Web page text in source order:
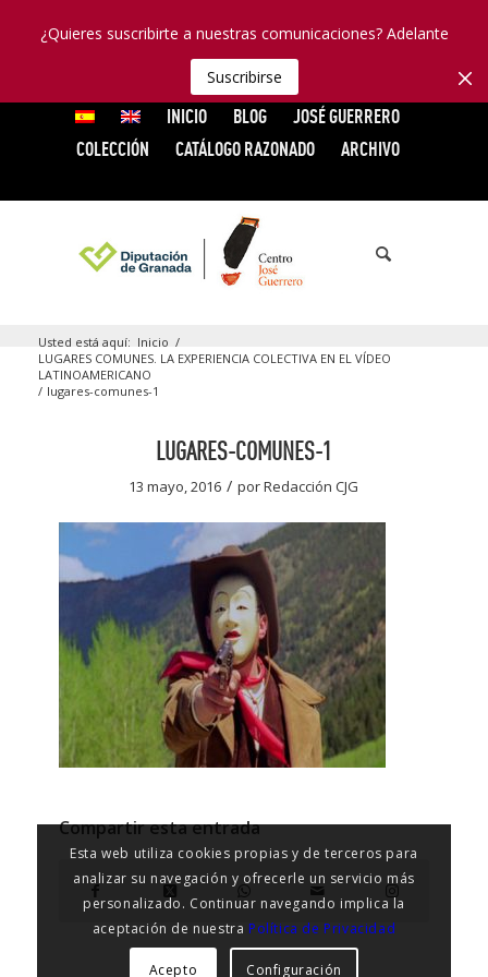
¿Quieres suscribirte a nuestras comunicaciones? Adelante
Suscribirse
INICIO BLOG
JOSÉ GUERRERO
COLECCIÓN
CATÁLOGO RAZONADO ARCHIVO
Usted está aquí: Inicio /
LUGARES COMUNES. LA EXPERIENCIA COLECTIVA EN EL VÍDEO
LATINOAMERICANO
/ lugares-comunes-1
LUGARES-COMUNES-1
13 mayo, 2016 / porRedacción CJG
Compartir esta entrada
Esta web utiliza cookies propias y de terceros para
analizar su navegación y ofrecerle un servicio más
personalizado. Continuar navegando implica la
aceptación de nuestra Política de Privacidad
Acepto Configuración